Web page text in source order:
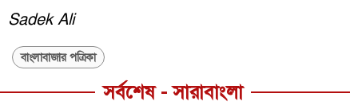
Sadek Ali
বাংলাবাজার পত্রিকা
সর্বশেষ - সারাবাংলা